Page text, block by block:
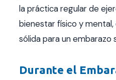
la práctica regular de
bienestar físico y
sólida para un embarazo
Durante el